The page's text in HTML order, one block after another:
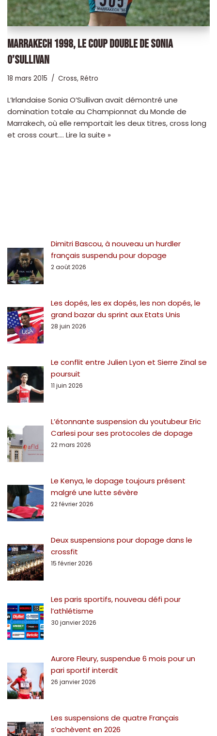
MARRAKECH 1998, LE COUP DOUBLE DE SONIA
O’SULLIVAN
18 mars 2015 Cross, Rétro
L’Irlandaise Sonia O’Sullivan avait démontré une
domination totale au Championnat du Monde de
Marrakech, où elle remportait les deux titres, cross long
et cross court.… Lire la suite »
Dimitri Bascou, à nouveau un hurdler
français suspendu pour dopage
2 août 2026
Les dopés, les ex dopés, les non dopés, le
grand bazar du sprint aux Etats Unis
28 juin 2026
Le conflit entre Julien Lyon et Sierre Zinal se
poursuit
11 juin 2026
L’étonnante suspension du youtubeur Eric
Carlesi pour ses protocoles de dopage
22 mars 2026
Le Kenya, le dopage toujours présent
malgré une lutte sévère
22 février 2026
Deux suspensions pour dopage dans le
crossfit
15 février 2026
Les paris sportifs, nouveau défi pour
l’athlétisme
30 janvier 2026
Aurore Fleury, suspendue 6 mois pour un
pari sportif interdit
26 janvier 2026
Les suspensions de quatre Français
s’achèvent en 2026